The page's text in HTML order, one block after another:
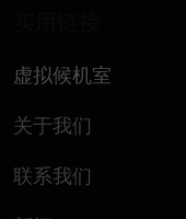
虚拟候机室
关于我们
联系我们